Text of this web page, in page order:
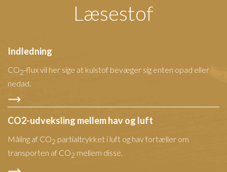
Læsestof
Indledning
CO2-flux vil her sige at kulstof bevæger sig enten opad eller
nedad.
CO2-udveksling mellem hav og luft
Måling af CO2 partialtrykket i luft og hav fortæller om
transporten af CO2 mellem disse.